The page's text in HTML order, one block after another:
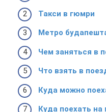
Такси в гюмри
Метро
Чем заняться в
Что взять в
Куда можно
Куда поехать